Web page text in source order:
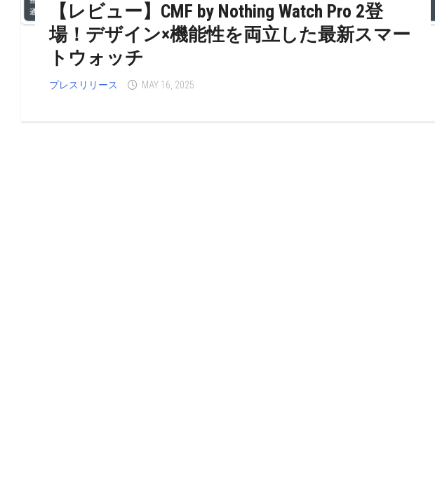
【レビュー】CMF by Nothing Watch Pro 2登
場！デザイン×機能性を両立した最新スマー
トウォッチ
プレスリリース MAY 16, 2025